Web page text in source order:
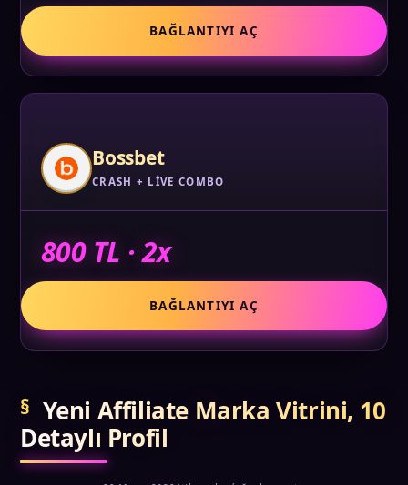
BAĞLANTIYI AÇ
Bossbet
CRASH + LIVE COMBO
800 TL · 2x
BAĞLANTIYI AÇ
Yeni Affiliate Marka Vitrini, 10
Detaylı Profil